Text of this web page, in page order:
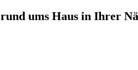
ums Haus in Ihrer